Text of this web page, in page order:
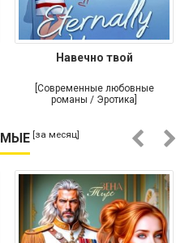
Навечно твой
[Современные любовные
романы / Эротика]
[за месяц]